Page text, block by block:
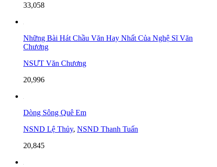
33,058
Những Bài Hát Chầu Văn Hay Nhất Của Nghệ Sĩ Văn
Chương
NSƯT Văn Chương
20,996
Dòng Sông Quê Em
NSND Lệ Thủy, NSND Thanh Tuấn
20,845